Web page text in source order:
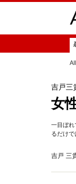
吉戸三
女
一目ぼれ
るだけ
吉戸 三